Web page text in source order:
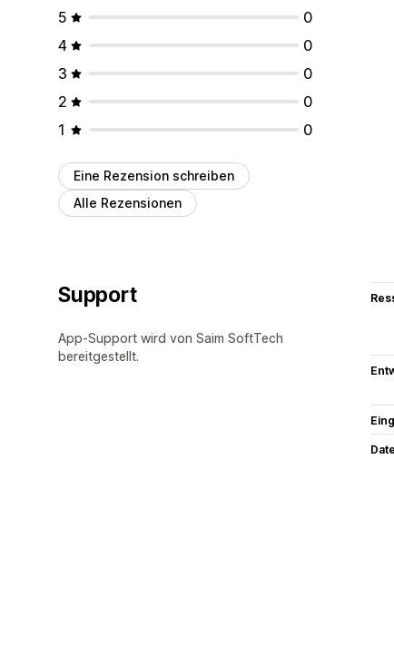
5
0
4
0
3
0
2
0
1
0
Eine Rezension schreiben
Alle Rezensionen
Support
App-Support wird von Saim SoftTech
bereitgestellt.